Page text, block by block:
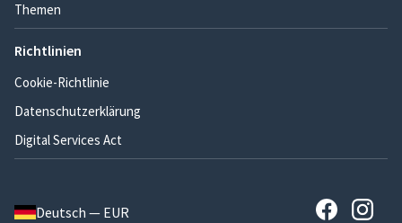
Themen
Richtlinien
Cookie-Richtlinie
Datenschutzerklärung
Digital Services Act
Deutsch — EUR